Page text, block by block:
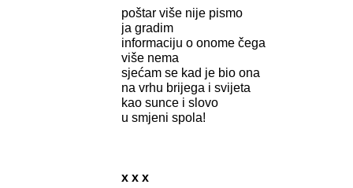
poštar više nije pismo
ja gradim
informaciju o onome čega
više nema
sjećam se kad je bio ona
na vrhu brijega i svijeta
kao sunce i slovo
u smjeni spola!
x x x